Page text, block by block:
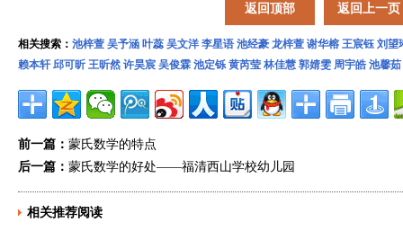
返回顶部 返回上一页
相关搜索： 池梓萱 吴予涵 叶蕊 吴文洋 李星语 池经豪 龙梓萱 谢华榕 王宸钰 刘望
赖本轩 邱可昕 王昕然 许昊宸 吴俊霖 池定铄 黄芮莹 林佳慧 郭婧雯 周宇皓 池馨茹
前一篇： 蒙氏数学的特点
后一篇： 蒙氏数学的好处——福清西山学校幼儿园
相关推荐阅读